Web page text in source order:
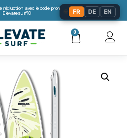
réduction avec le code promo:
Elevatesurf10
0
FR DE EN